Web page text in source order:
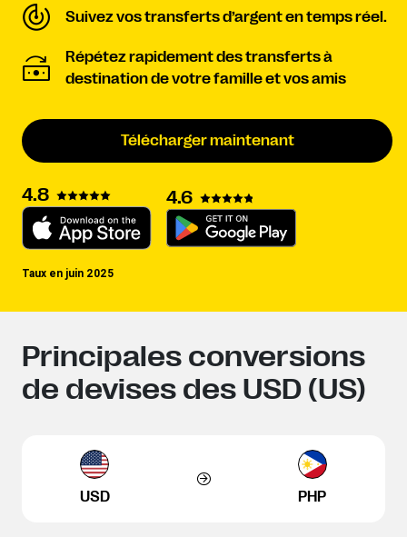
Suivez vos transferts d’argent en temps réel.
Répétez rapidement des transferts à
destination de votre famille et vos amis
Télécharger maintenant
4.8 4.6
Taux en juin 2025
Principales conversions
de devises des USD (US)
USD PHP